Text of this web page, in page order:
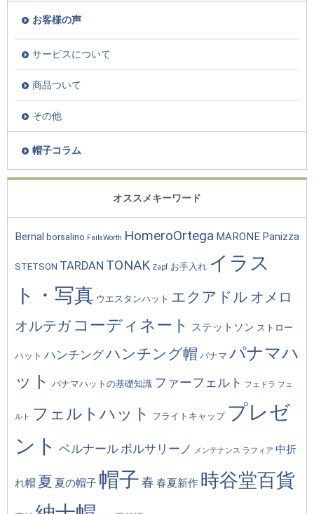
お客様の声
サービスについて
商品ついて
その他
帽子コラム
オススメキーワード
Bernal borsalino FailsWorth HomeroOrtega MARONE Panizza
STETSON TARDAN TONAK Zapf お手入れ イラス
ト・写真 ウエスタンハット エクアドル オメロ
オルテガ コーディネート ステットソン ストロー
ハット ハンチングハンチング帽 パナマ パナマハ
ット
パナマハットの基礎知識 ファーフェルト フェドラ フェ
ルト フェルトハット フライトキャップ プレゼ
ント ベルナールボルサリーノ メンテナンス ラフィア 中折
れ帽 夏 夏の帽子 帽子春 春夏新作 時谷堂百貨